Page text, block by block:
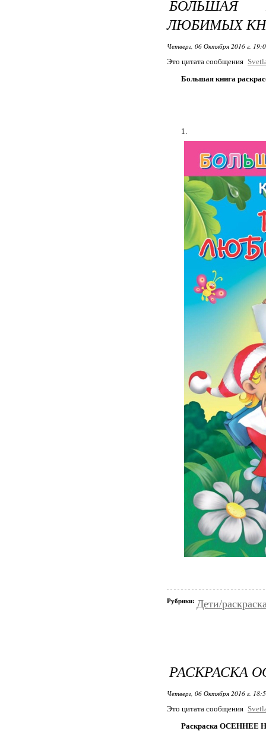
БОЛЬШАЯ
ЛЮБИМЫХ
Четверг, 06 Октября 2016 г.
Это цитата сообщения
Большая книга
1.
Рубрики: Дети/
РАСКРАСКА
Четверг, 06 Октября 2016 г.
Это цитата сообщения
Раскраска ОСЕННЕЕ